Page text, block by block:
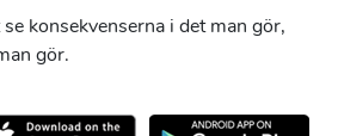
konsekvenserna i det man gör,
gör.